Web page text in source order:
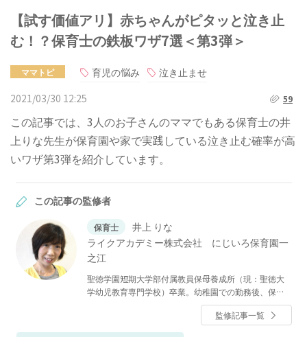
【試す価値アリ】赤ちゃんがピタッと泣き止
む！？保育士の鉄板ワザ7選＜第3弾＞
ママトピ 育児の悩み
泣き止ませ
2021/03/30 12:25
59
この記事では、3人のお子さんのママでもある保育士の井
上りな先生が保育園や家で実践している泣き止む確率が高
いワザ第3弾を紹介しています。
この記事の監修者
保育士
井上 りな
ライクアカデミー株式会社 にじいろ保育園一
之江
聖徳学園短期大学部付属教員保母養成所（現：聖徳大
学幼児教育専門学校）卒業。幼稚園での勤務後、保育
園で10年以上にわたり乳児の保育を担当。現在はにじ
いろ保育園一之江で、保育補助として0歳児の保育を担
当している。
監修記事一覧